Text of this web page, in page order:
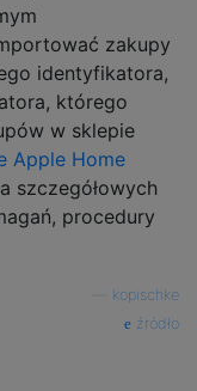
zakupy
identyfikatora,
którego
w sklepie
Apple Home
szczegółowych
procedury
kopischke
źródło